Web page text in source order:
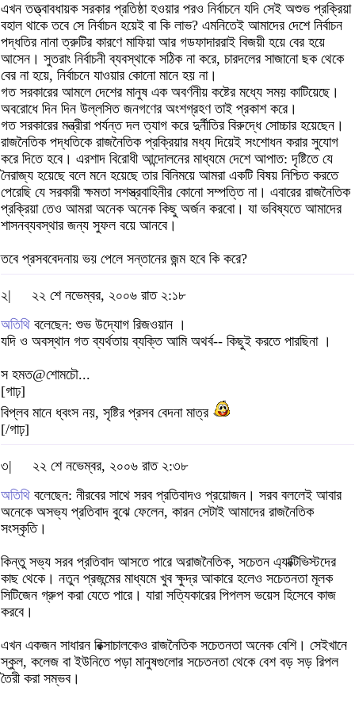
এখন তত্ত্বাবধায়ক সরকার প্রতিষ্ঠা হওয়ার পরও নির্বাচনে যদি সেই অশুভ প্রক্রিয়া
বহাল থাকে তবে সে নির্বাচন হয়েই বা কি লাভ? এমনিতেই আমাদের দেশে নির্বাচন
পদ্ধতির নানা ত্রুটির কারণে মাফিয়া আর গডফাদাররাই বিজয়ী হয়ে বের হয়ে
আসেন। সুতরাং নির্বাচনী ব্যবস্থাকে সঠিক না করে, চারদলের সাজানো ছক থেকে
বের না হয়ে, নির্বাচনে যাওয়ার কোনো মানে হয় না।
গত সরকারের আমলে দেশের মানুষ এক অবর্ণনীয় কষ্টের মধ্যে সময় কাটিয়েছে।
অবরোধে দিন দিন উল্লসিত জনগণের অংশগ্রহণ তাই প্রকাশ করে।
গত সরকারের মন্ত্রীরা পর্যন্ত দল ত্যাগ করে দুর্নীতির বিরুদ্ধে সোচ্চার হয়েছেন।
রাজনৈতিক পদ্ধতিকে রাজনৈতিক প্রক্রিয়ার মধ্য দিয়েই সংশোধন করার সুযোগ
করে দিতে হবে। এরশাদ বিরোধী আন্দোলনের মাধ্যমে দেশে আপাত: দৃষ্টিতে যে
নৈরাজ্য হয়েছে বলে মনে হয়েছে তার বিনিময়ে আমরা একটি বিষয় নিশ্চিত করতে
পেরেছি যে সরকারী ক্ষমতা সশস্ত্রবাহিনীর কোনো সম্পত্তি না। এবারের রাজনৈতিক
প্রক্রিয়া তেও আমরা অনেক অনেক কিছু অর্জন করবো। যা ভবিষ্যতে আমাদের
শাসনব্যবস্থার জন্য সুফল বয়ে আনবে।
তবে প্রসববেদনায় ভয় পেলে সন্তানের জন্ম হবে কি করে?
২|
২২ শে নভেম্বর, ২০০৬ রাত ২:১৮
অতিথি বলেছেন: শুভ উদ্যোগ রিজওয়ান ।
যদি ও অবস্থান গত ব্যর্থতায় ব্যক্তি আমি অথর্ব-- কিছুই করতে পারছিনা ।
স হমত@শোমচৌ...
[গাঢ়]
বিপ্লব মানে ধ্বংস নয়, সৃষ্টির প্রসব বেদনা মাত্র
[/গাঢ়]
৩|
২২ শে নভেম্বর, ২০০৬ রাত ২:৩৮
অতিথি বলেছেন: নীরবের সাথে সরব প্রতিবাদও প্রয়োজন। সরব বললেই আবার
অনেকে অসভ্য প্রতিবাদ বুঝে ফেলেন, কারন সেটাই আমাদের রাজনৈতিক
সংস্কৃতি।
কিন্তু সভ্য সরব প্রতিবাদ আসতে পারে অরাজনৈতিক, সচেতন এ্যাক্টিভিস্টদের
কাছ থেকে। নতুন প্রজন্মের মাধ্যমে খুব ক্ষুদ্র আকারে হলেও সচেতনতা মূলক
সিটিজেন গ্রুপ করা যেতে পারে। যারা সত্যিকারের পিপলস ভয়েস হিসেবে কাজ
করবে।
এখন একজন সাধারন রিক্সাচালকেও রাজনৈতিক সচেতনতা অনেক বেশি। সেইখানে
স্কুল, কলেজ বা ইউনিতে পড়া মানুষগুলোর সচেতনতা থেকে বেশ বড় সড় রিপল
তৈরী করা সম্ভব।